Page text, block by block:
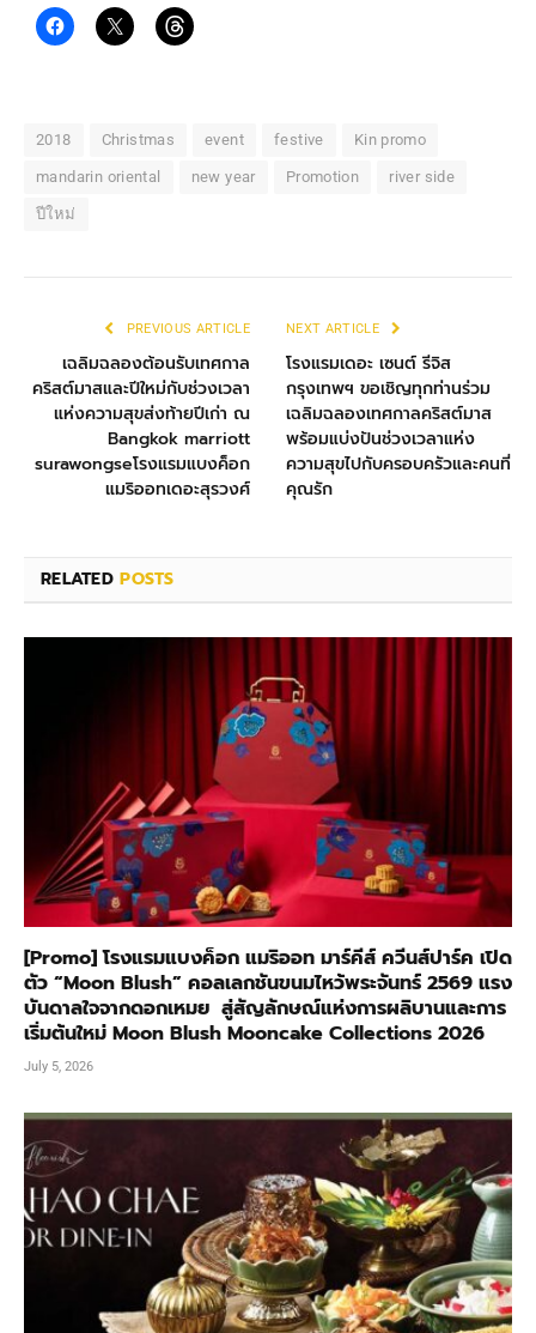
2018 Christmas event festive Kin promo
mandarin oriental new year Promotion river side
ปีใหม่
PREVIOUS ARTICLE
เฉลิมฉลองต้อนรับเทศกาล
คริสต์มาสและปีใหม่กับช่วงเวลา
แห่งความสุขส่งท้ายปีเก่า ณ
Bangkok marriott
surawongseโรงแรมแบงค็อก
แมริออทเดอะสุรวงศ์
NEXT ARTICLE
โรงแรมเดอะ เซนต์ รีจิส
กรุงเทพฯ ขอเชิญทุกท่านร่วม
เฉลิมฉลองเทศกาลคริสต์มาส
พร้อมแบ่งปันช่วงเวลาแห่ง
ความสุขไปกับครอบครัวและคนที่
คุณรัก
RELATEDPOSTS
[Promo] โรงแรมแบงค็อก แมริออท มาร์คีส์ ควีนส์ปาร์ค เปิด
ตัว “Moon Blush” คอลเลกชันขนมไหว้พระจันทร์ 2569 แรง
บันดาลใจจากดอกเหมย สู่สัญลักษณ์แห่งการผลิบานและการ
เริ่มต้นใหม่ Moon Blush Mooncake Collections 2026
July 5, 2026